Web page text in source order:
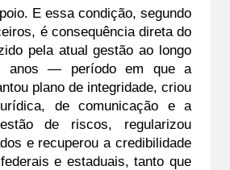
E essa condição, segundo
é consequência direta do
pela atual gestão ao longo
anos — período em que a
plano de integridade, criou
de comunicação e a
de riscos, regularizou
e recuperou a credibilidade
e estaduais, tanto que